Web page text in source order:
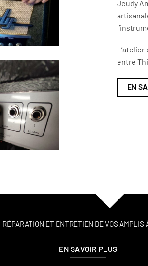
Jeudy
L’atelier
entre
EN
RÉPARATION ET ENTRETIEN DE VOS AMPLIS
EN SAVOIR PLUS